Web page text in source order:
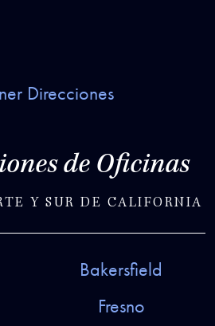
Direcciones
de Oficinas
Y SUR DE CALIFORNIA
Bakersfield
Fresno